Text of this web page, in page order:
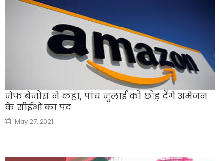
जेफ बेजोस ने कहा, पांच जुलाई को छोड़ देंगे अमेजन
के सीईओ का पद
Posted
on
May 27, 2021